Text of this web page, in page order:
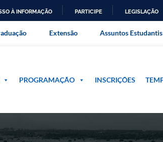
À INFORMAÇÃO PARTICIPE LEGISLAÇÃO
Rural do Rio de
Extensão Assuntos Estudantis
PROGRAMAÇÃO INSCRIÇÕES